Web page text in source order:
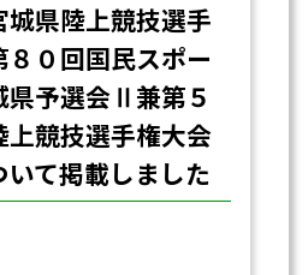
城県陸上競技選手
８０回国民スポー
県予選会Ⅱ兼第５
上競技選手権大会
て掲載しました